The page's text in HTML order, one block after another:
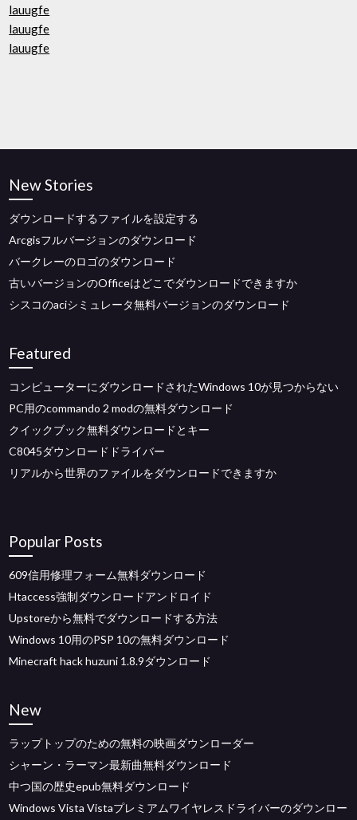
lauugfe
lauugfe
lauugfe
New Stories
ダウンロードするファイルを設定する
Arcgisフルバージョンのダウンロード
バークレーのロゴのダウンロード
古いバージョンのOfficeはどこでダウンロードできますか
シスコのaciシミュレータ無料バージョンのダウンロード
Featured
コンピューターにダウンロードされたWindows 10が見つからない
PC用のcommando 2 modの無料ダウンロード
クイックブック無料ダウンロードとキー
C8045ダウンロードドライバー
リアルから世界のファイルをダウンロードできますか
Popular Posts
609信用修理フォーム無料ダウンロード
Htaccess強制ダウンロードアンドロイド
Upstoreから無料でダウンロードする方法
Windows 10用のPSP 10の無料ダウンロード
Minecraft hack huzuni 1.8.9ダウンロード
New
ラップトップのための無料の映画ダウンローダー
シャーン・ラーマン最新曲無料ダウンロード
中つ国の歴史epub無料ダウンロード
Windows Vista Vistaプレミアムワイヤレスドライバーのダウンロー